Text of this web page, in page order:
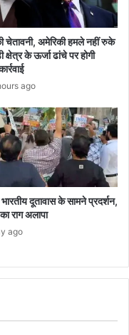
चेतावनी, अमेरिकी हमले नहीं रुके
क्षेत्र के ऊर्जा ढांचे पर होगी
ago
दूतावास के सामने प्रदर्शन,
राग अलापा
ago